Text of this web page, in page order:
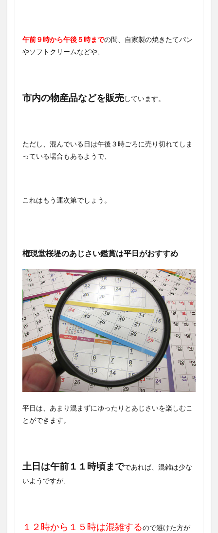
午前９時から午後５時までの間、自家製の焼きたてパン
やソフトクリームなどや、
市内の物産品などを販売しています。
ただし、混んでいる日は午後３時ごろに売り切れてしま
っている場合もあるようで、
これはもう運次第でしょう。
権現堂桜堤のあじさい鑑賞は平日がおすすめ
平日は、あまり混まずにゆったりとあじさいを楽しむこ
とができます。
土日は午前１１時頃までであれば、混雑は少な
いようですが、
１２時から１５時は混雑するので避けた方が